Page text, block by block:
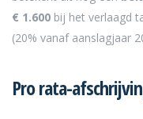
€ 1.600 bij het verlaagd
(20% vanaf aanslagjaar
Pro rata-